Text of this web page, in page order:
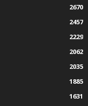
2670
2457
2229
2062
2035
1885
1631